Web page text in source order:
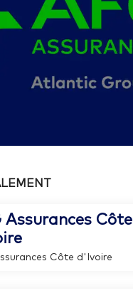
Assurances Côte
Côte d'Ivoire